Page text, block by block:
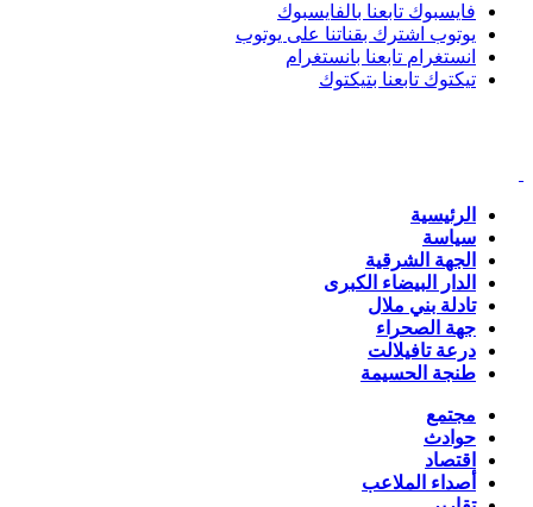
فايسبوك تابعنا بالفايسبوك
يوتوب اشترك بقناتنا على يوتوب
انستغرام تابعنا بانستغرام
تيكتوك تابعنا بتيكتوك
الرئيسية
سياسة
الجهة الشرقية
الدار البيضاء الكبرى
تادلة بني ملال
جهة الصحراء
درعة تافيلالت
طنجة الحسيمة
مجتمع
حوادث
اقتصاد
أصداء الملاعب